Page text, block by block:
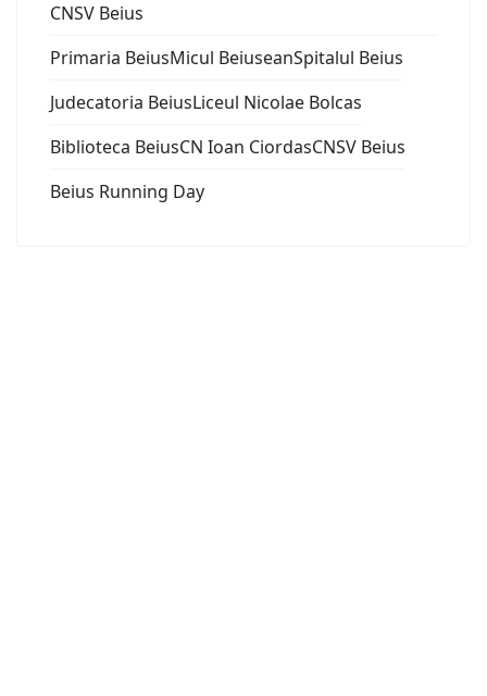
CNSV Beius
Primaria BeiusMicul BeiuseanSpitalul Beius
Judecatoria BeiusLiceul Nicolae Bolcas
Biblioteca BeiusCN Ioan CiordasCNSV Beius
Beius Running Day